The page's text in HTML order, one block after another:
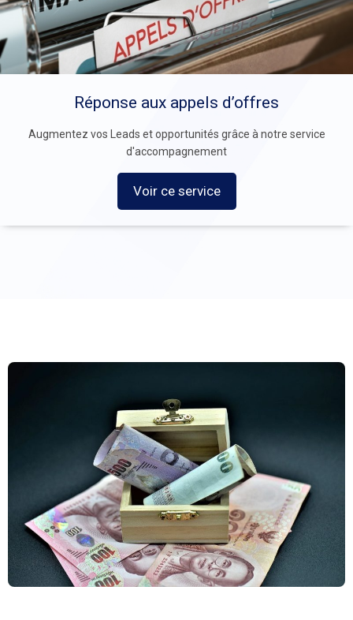
d’offres
grâce à notre service
Account
Notre service de Gestion de